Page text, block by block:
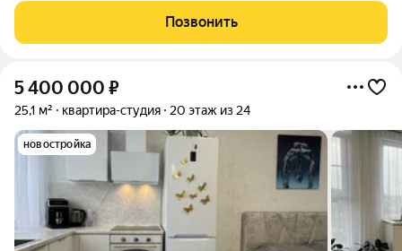
материалов! В квартире есть все для комфортного
проживания: кухонный гарнитур, варочная
Позвонить
5 400 000 ₽
25,1 м² квартира-студия 20 этаж из 24
новостройка